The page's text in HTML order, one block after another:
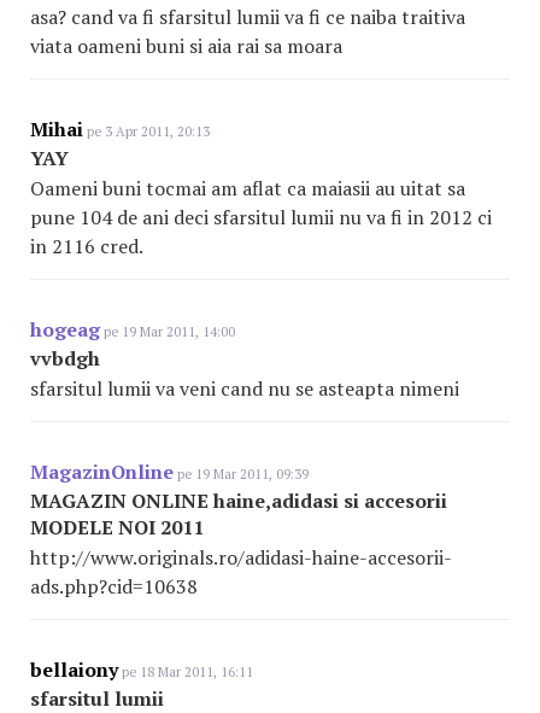
asa? cand va fi sfarsitul lumii va fi ce naiba traitiva
viata oameni buni si aia rai sa moara
Mihai pe 3 Apr 2011, 20:13
YAY
Oameni buni tocmai am aflat ca maiasii au uitat sa
pune 104 de ani deci sfarsitul lumii nu va fi in 2012 ci
in 2116 cred.
hogeagpe 19 Mar 2011, 14:00
vvbdgh
sfarsitul lumii va veni cand nu se asteapta nimeni
MagazinOnline pe 19 Mar 2011, 09:39
MAGAZIN ONLINE haine,adidasi si accesorii
MODELE NOI 2011
http://www.originals.ro/adidasi-haine-accesorii-
ads.php?cid=10638
bellaionype 18 Mar 2011, 16:11
sfarsitul lumii